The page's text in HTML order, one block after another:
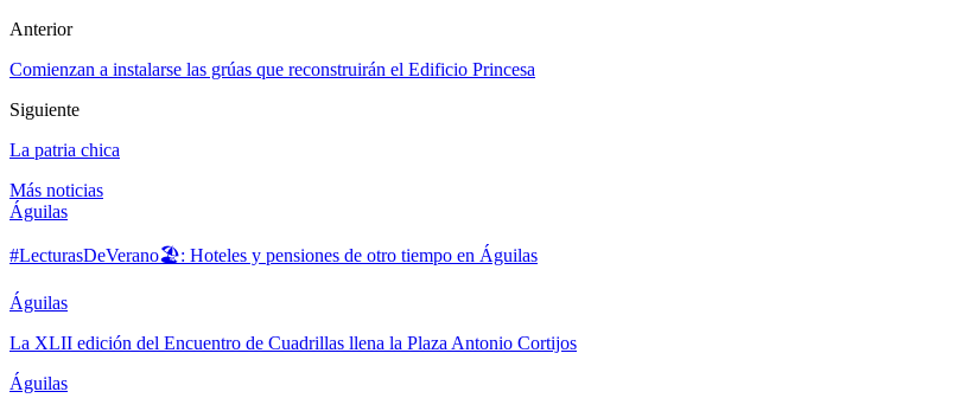
Anterior
Comienzan a instalarse las grúas que reconstruirán el Edificio Princesa
Siguiente
La patria chica
Más noticias
Águilas
#LecturasDeVerano🏖: Hoteles y pensiones de otro tiempo en Águilas
Águilas
La XLII edición del Encuentro de Cuadrillas llena la Plaza Antonio Cortijos
Águilas